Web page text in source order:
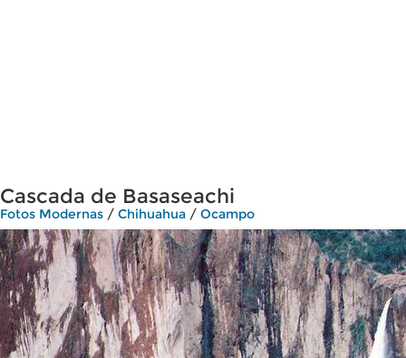
Cascada de Basaseachi
Fotos Modernas / Chihuahua / Ocampo